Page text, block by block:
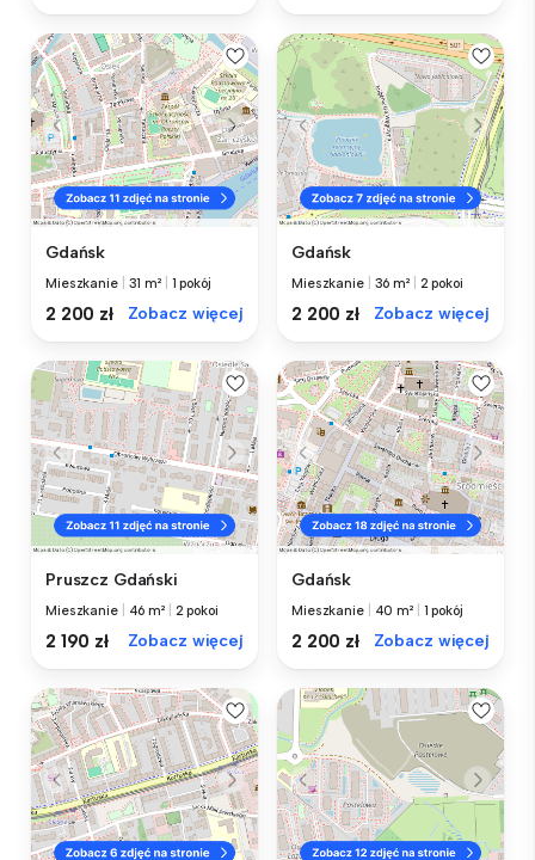
Gdańsk
Mieszkanie 31 m² 1 pokój
2 200 zł Zobacz więcej
Gdańsk
Mieszkanie 36 m² 2 pokoi
2 200 zł Zobacz więcej
Pruszcz Gdański
Mieszkanie 46 m² 2 pokoi
2 190 zł Zobacz więcej
Gdańsk
Mieszkanie 40 m² 1 pokój
2 200 zł Zobacz więcej